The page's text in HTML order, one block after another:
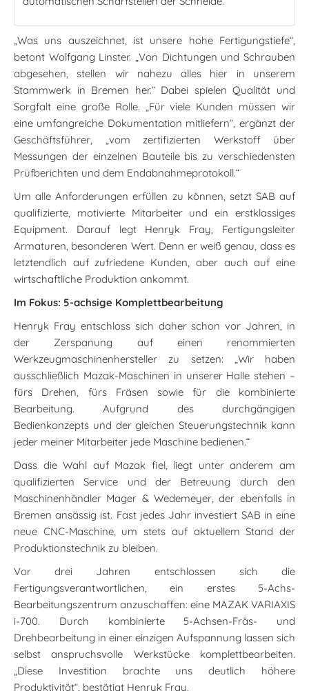
„Was uns auszeichnet, ist unsere hohe Fertigungstiefe“,
betont Wolfgang Linster. „Von Dichtungen und Schrauben
abgesehen, stellen wir nahezu alles hier in unserem
Stammwerk in Bremen her.“ Dabei spielen Qualität und
Sorgfalt eine große Rolle. „Für viele Kunden müssen wir
eine umfangreiche Dokumentation mitliefern“, ergänzt der
Geschäftsführer, „vom zertifizierten Werkstoff über
Messungen der einzelnen Bauteile bis zu verschiedensten
Prüfberichten und dem Endabnahmeprotokoll.“
Um alle Anforderungen erfüllen zu können, setzt SAB auf
qualifizierte, motivierte Mitarbeiter und ein erstklassiges
Equipment. Darauf legt Henryk Fray, Fertigungsleiter
Armaturen, besonderen Wert. Denn er weiß genau, dass es
letztendlich auf zufriedene Kunden, aber auch auf eine
wirtschaftliche Produktion ankommt.
Im Fokus: 5-achsige Komplettbearbeitung
Henryk Fray entschloss sich daher schon vor Jahren, in
der Zerspanung auf einen renommierten
Werkzeugmaschinenhersteller zu setzen: „Wir haben
ausschließlich Mazak-Maschinen in unserer Halle stehen –
fürs Drehen, fürs Fräsen sowie für die kombinierte
Bearbeitung. Aufgrund des durchgängigen
Bedienkonzepts und der gleichen Steuerungstechnik kann
jeder meiner Mitarbeiter jede Maschine bedienen.“
Dass die Wahl auf Mazak fiel, liegt unter anderem am
qualifizierten Service und der Betreuung durch den
Maschinenhändler Mager & Wedemeyer, der ebenfalls in
Bremen ansässig ist. Fast jedes Jahr investiert SAB in eine
neue CNC-Maschine, um stets auf aktuellem Stand der
Produktionstechnik zu bleiben.
Vor drei Jahren entschlossen sich die
Fertigungsverantwortlichen, ein erstes 5-Achs-
Bearbeitungszentrum anzuschaffen: eine MAZAK VARIAXIS
i-700. Durch kombinierte 5-Achsen-Fräs- und
Drehbearbeitung in einer einzigen Aufspannung lassen sich
selbst anspruchsvolle Werkstücke komplettbearbeiten.
„Diese Investition brachte uns deutlich höhere
Produktivität“, bestätigt Henryk Fray.